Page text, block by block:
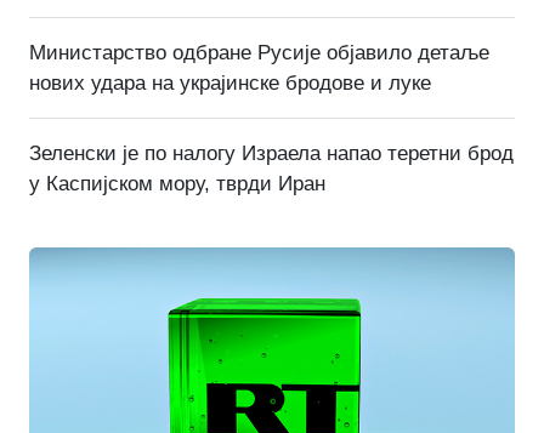
Министарство одбране Русије објавило детаље
нових удара на украјинске бродове и луке
Зеленски је по налогу Израела напао теретни брод
у Каспијском мору, тврди Иран